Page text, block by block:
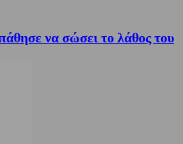
να σώσει το λάθος του